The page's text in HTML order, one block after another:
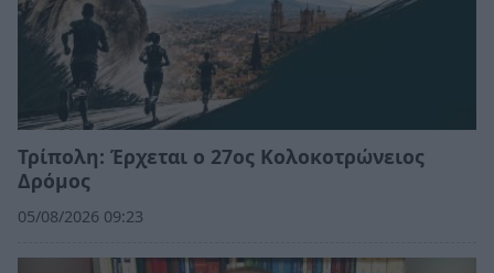
Τρίπολη: Έρχεται ο 27ος Κολοκοτρώνειος
Δρόμος
05/08/2026 09:23